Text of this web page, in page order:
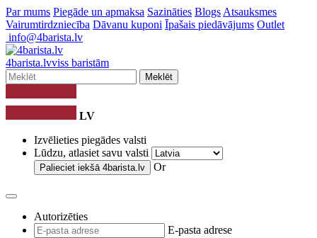
Par mums Piegāde un apmaksa Sazināties Blogs Atsauksmes
Vairumtirdzniecība Dāvanu kuponi Īpašais piedāvājums Outlet
info@4barista.lv
4barista.lvviss baristām
Meklēt
LV
Izvēlieties piegādes valsti
Lūdzu, atlasiet savu valsti
Palieciet iekšā 4barista.lv Or
Autorizēties
E-pasta adrese